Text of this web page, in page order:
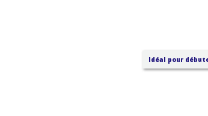
Idéal pour